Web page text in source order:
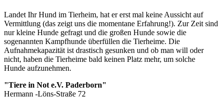
Landet Ihr Hund im Tierheim, hat er erst mal keine Aussicht auf
Vermittlung (das zeigt uns die momentane Erfahrung!). Zur Zeit sind
nur kleine Hunde gefragt und die großen Hunde sowie die
sogenannten Kampfhunde überfüllen die Tierheime. Die
Aufnahmekapazität ist drastisch gesunken und ob man will oder
nicht, haben die Tierheime bald keinen Platz mehr, um solche
Hunde aufzunehmen.
"Tiere in Not e.V. Paderborn"
Hermann -Löns-Straße 72